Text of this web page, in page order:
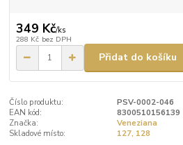
349 Kč/ks
288 Kč bez DPH
Přidat do košíku
Číslo produktu:
PSV-0002-046
EAN kód:
8300510156139
Značka:
Veneziana
Skladové místo:
127, 128